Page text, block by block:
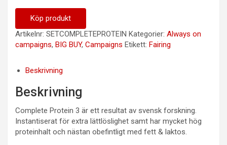
1,836 kr.
Köp produkt
Artikelnr: SETCOMPLETEPROTEIN Kategorier: Always on
campaigns, BIG BUY, Campaigns Etikett: Fairing
Beskrivning
Beskrivning
Complete Protein 3 är ett resultat av svensk forskning.
Instantiserat för extra lättlöslighet samt har mycket hög
proteinhalt och nästan obefintligt med fett & laktos.